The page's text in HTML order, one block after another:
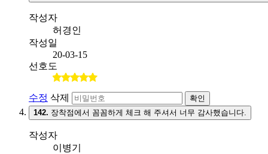
작성자
허경인
작성일
20-03-15
선호도
수정 삭제
확인
142. 장착점에서 꼼꼼하게 체크 해 주셔서 너무 감사했습니다.
작성자
이병기